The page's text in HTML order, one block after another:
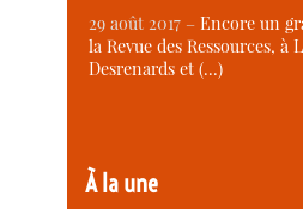
29 août 2017 –Encore un
la Revue des Ressources, à
Desrenards et (…)
À la une